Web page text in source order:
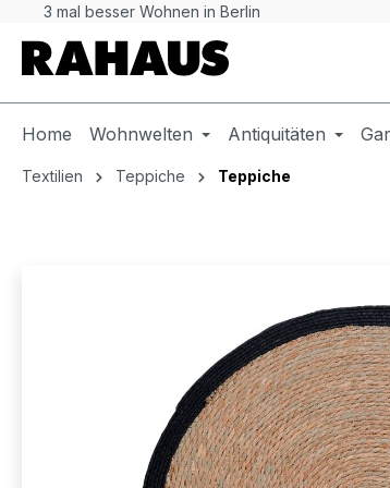
Hauptinhalt springen
Zur Suche springen
Zur Hauptnavigation springen
3 mal besser Wohnen in Berlin
Home Wohnwelten Antiquitäten
Textilien Teppiche Teppiche